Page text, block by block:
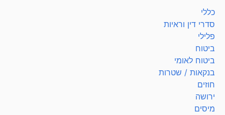
כללי
סדרי דין וראיות
פלילי
ביטוח
ביטוח לאומי
בנקאות / שטרות
חוזים
ירושה
מיסים